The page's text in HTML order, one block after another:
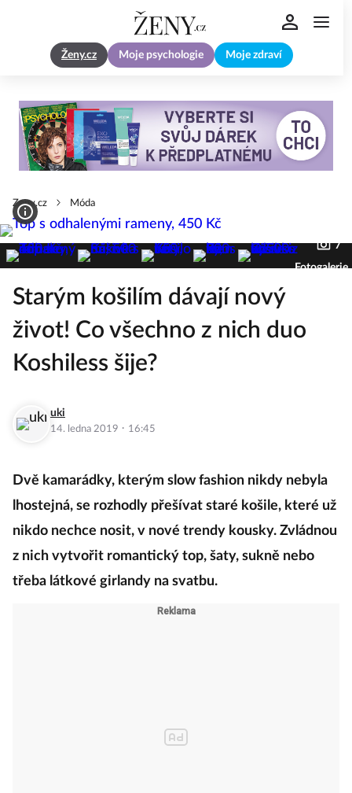
Ženy.cz Moje psychologie Moje zdraví
Zeny.cz Móda
7
Fotogalerie
Starým košilím dávají nový
život! Co všechno z nich duo
Koshiless šije?
uki
14. ledna 2019 · 16:45
Dvě kamarádky, kterým slow fashion nikdy nebyla
lhostejná, se rozhodly přešívat staré košile, které už
nikdo nechce nosit, v nové trendy kousky. Zvládnou
z nich vytvořit romantický top, šaty, sukně nebo
třeba látkové girlandy na svatbu.